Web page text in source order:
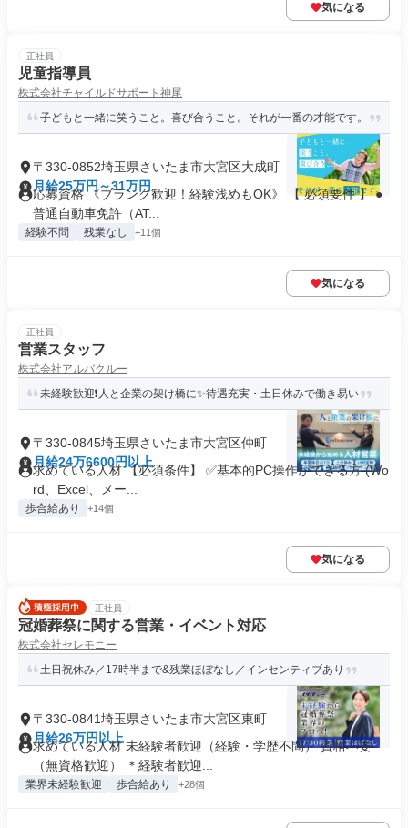
気になる
正社員
児童指導員
株式会社チャイルドサポート神尾
子どもと一緒に笑うこと。喜び合うこと。それが一番の才能です。
〒330-0852埼玉県さいたま市大宮区大成町
月給25万円～31万円
応募資格 《ブランク歓迎！経験浅めもOK》 【 必須要件 】 ●
普通自動車免許（AT...
経験不問 残業なし +11個
気になる
正社員
営業スタッフ
株式会社アルバクルー
未経験歓迎❗人と企業の架け橋に✨待遇充実・土日休みで働き易い
〒330-0845埼玉県さいたま市大宮区仲町
月給24万6600円以上
求めている人材 【必須条件】 ✅基本的PC操作ができる方 (Wo
rd、Excel、メー...
歩合給あり +14個
気になる
正社員
冠婚葬祭に関する営業・イベント対応
株式会社セレモニー
土日祝休み／17時半まで&残業ほぼなし／インセンティブあり
〒330-0841埼玉県さいたま市大宮区東町
月給26万円以上
求めている人材 未経験者歓迎（経験・学歴不問） 資格不要
（無資格歓迎） ＊経験者歓迎...
業界未経験歓迎 歩合給あり +28個